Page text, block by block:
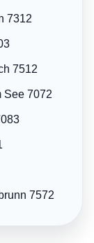
7312
7512
See 7072
7572